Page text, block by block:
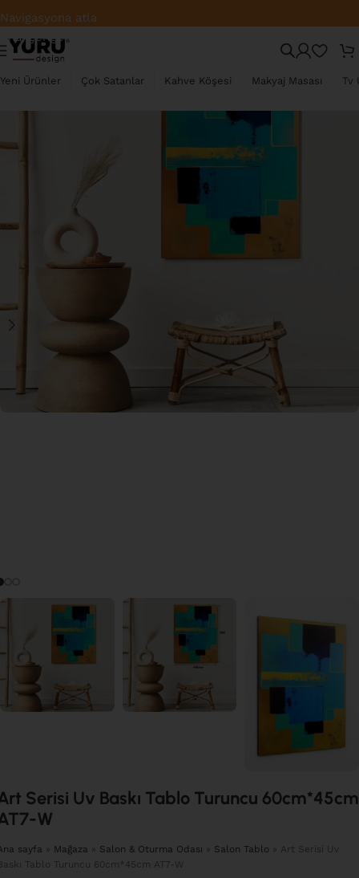
Navigasyona atla
Ana içeriğe atla
Fabrikadan Direkt Satış – En İyi Fiyat
Yeni Ürünler Çok Satanlar Kahve Köşesi Makyaj Masası Tv
Serisi Uv Baskı Tablo Turuncu 60cm*45cm
W
sayfa » Mağaza » Salon & Oturma Odası » Salon Tablo » Art Serisi Uv
Tablo Turuncu 60cm*45cm AT7-W